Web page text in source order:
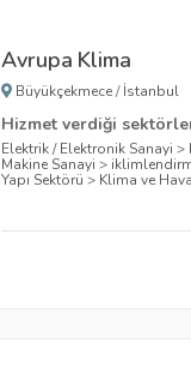
Avrupa Klima
Büyükçekmece/İstanbul
Hizmet verdiği
Elektrik / Elektronik Sanayi >
Makine Sanayi >
Yapı Sektörü > Klima ve